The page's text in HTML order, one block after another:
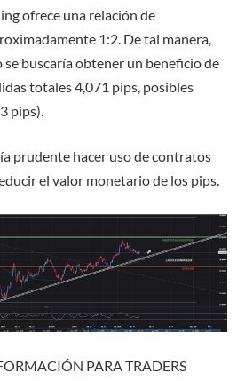
ofrece una relación de
1:2 . De tal manera,
se buscaría obtener un beneficio de
totales4,071 pips, posibles
pips).
prudente hacer uso de contratos
el valor monetario de los pips.
PARA TRADERS